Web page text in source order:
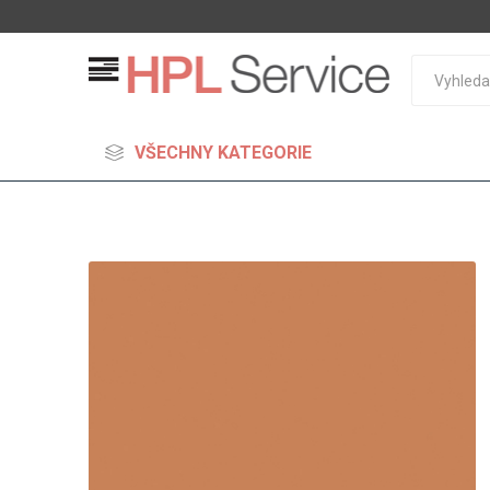
VŠECHNY KATEGORIE